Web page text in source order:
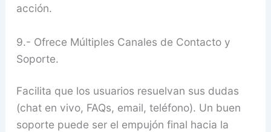
acción.
9.- Ofrece Múltiples Canales de Contacto y
Soporte.
Facilita que los usuarios resuelvan sus dudas
(chat en vivo, FAQs, email, teléfono). Un buen
soporte puede ser el empujón final hacia la